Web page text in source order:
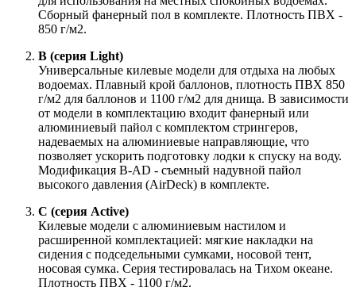
Сборный фанерный пол в комплекте. Плотность ПВХ -
850 г/м2.
В (серия Light)
Универсальные килевые модели для отдыха на любых
водоемах. Плавный крой баллонов, плотность ПВХ 850
г/м2 для баллонов и 1100 г/м2 для днища. В зависимости
от модели в комплектацию входит фанерный или
алюминиевый пайол с комплектом стрингеров,
надеваемых на алюминиевые направляющие, что
позволяет ускорить подготовку лодки к спуску на воду.
Модификация B-AD - съемный надувной пайол
высокого давления (AirDeck) в комплекте.
C (серия Active)
Килевые модели с алюминиевым настилом и
расширенной комплектацией: мягкие накладки на
сидения с подседельными сумками, носовой тент,
носовая сумка. Серия тестировалась на Тихом океане.
Плотность ПВХ - 1100 г/м2.